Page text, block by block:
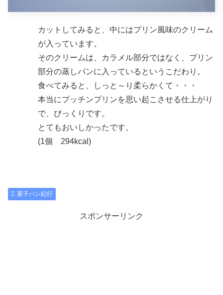
カットしてみると、中にはプリン風味のクリーム
が入っています。
そのクリームは、カラメル部分ではなく、プリン
部分の蒸しパンに入っているというこだわり。
食べてみると、しっと～り柔らかくて・・・
本当にプッチンプリンを思い起こさせる仕上がり
で、びっくりです。
とてもおいしかったです。
(1個 294kcal)
菓子パン紀行
スポンサーリンク